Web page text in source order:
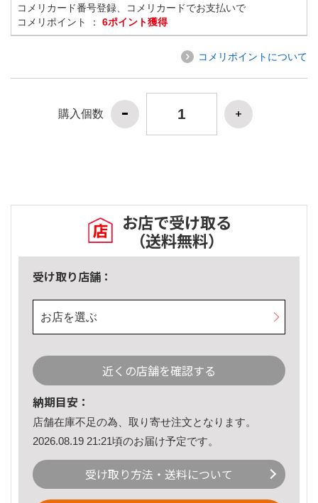
コメリカード番号登録、コメリカードでお支払いで
コメリポイント ： 6ポイント獲得
コメリポイントについて
購入個数
お店で受け取る
（送料無料）
受け取り店舗：
お店を選ぶ
近くの店舗を確認する
納期目安：
店舗在庫不足の為、取り寄せ注文となります。
2026.08.19 21:21頃のお届け予定です。
受け取り方法・送料について